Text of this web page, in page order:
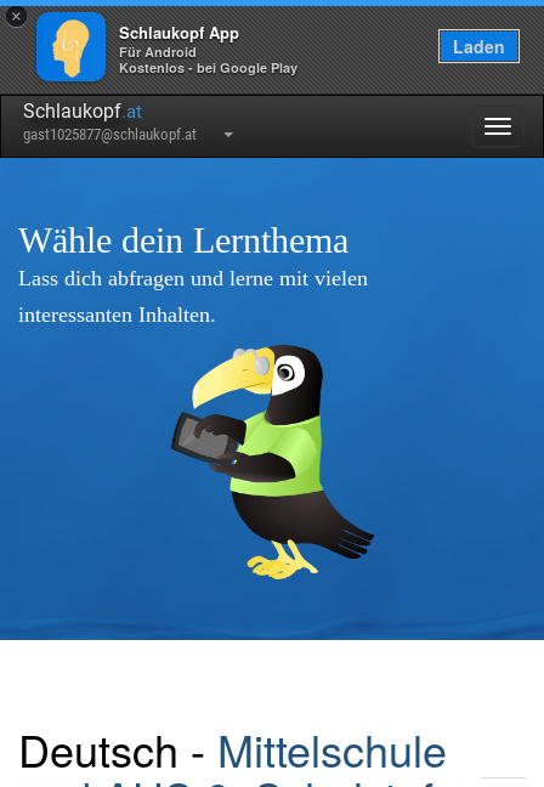
×
Schlaukopf App
Für Android
Kostenlos - bei Google Play
Laden
Schlaukopf.at
gast1025877@schlaukopf.at
Wähle dein Lernthema
Lass dich abfragen und lerne mit vielen
interessanten Inhalten.
Deutsch - Mittelschule